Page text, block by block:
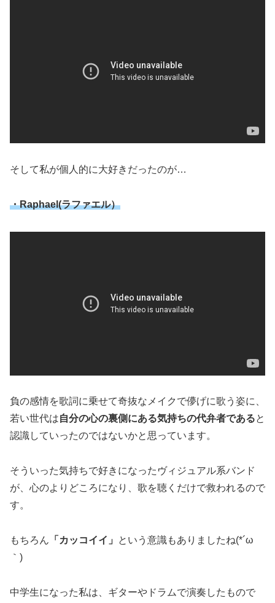
そして私が個人的に大好きだったのが…
・Raphael(ラファエル）
負の感情を歌詞に乗せて奇抜なメイクで儚げに歌う姿に、
若い世代は自分の心の裏側にある気持ちの代弁者であると
認識していったのではないかと思っています。
そういった気持ちで好きになったヴィジュアル系バンド
が、心のよりどころになり、歌を聴くだけで救われるので
す。
もちろん 「カッコイイ」
という意識もありましたね(*´ω
｀)
中学生になった私は、ギターやドラムで演奏したもので